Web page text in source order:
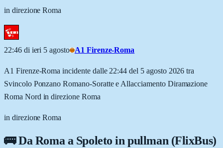
in direzione Roma
22:46 di ieri 5 agosto A1 Firenze-Roma
A1 Firenze-Roma incidente dalle 22:44 del 5 agosto 2026 tra
Svincolo Ponzano Romano-Soratte e Allacciamento Diramazione
Roma Nord in direzione Roma
in direzione Roma
🚌 DaRomaa Spoleto in pullman (FlixBus)